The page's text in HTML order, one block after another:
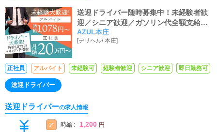
査、市場調査など全般。
送迎ドライバー随時募集中！未経験者歓
迎／シニア歓迎／ガソリン代全額支給／
マイカー必須
AZUL本庄
[デリヘル/本庄]
正社員 アルバイト 未経験可 経験者歓迎 シニア歓迎 即日勤務可
送迎ドライバー
送迎ドライバーの求人情報
ア 時給 : 1,200 円